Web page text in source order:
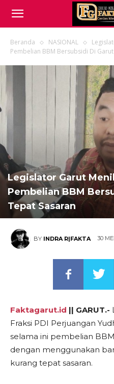
Beranda NASIONAL
Pembelian BBM Bersubsidi Di
Legislator Garut
Pembelian BBM
Tepat Sasaran
BY INDRA R|FAKTA 30
Faktagarut.id || GARUT.-
Fraksi PDI Perjuangan
selama ini pembelian
dengan menggunakan
kurang tepat sasaran.